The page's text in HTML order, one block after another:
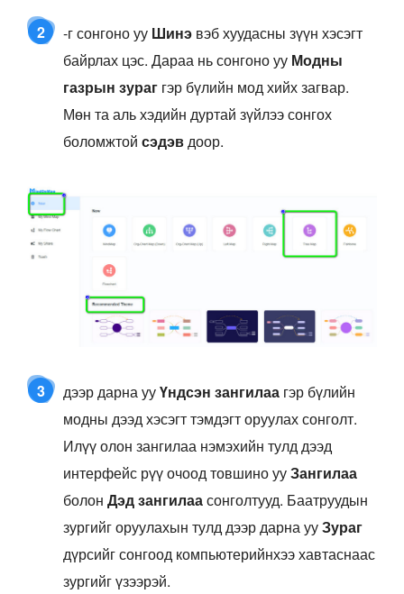
2 -г сонгоно уу Шинэ вэб хуудасны зүүн хэсэгт
байрлах цэс. Дараа нь сонгоно уу Модны
газрын зураг гэр бүлийн мод хийх загвар.
Мөн та аль хэдийн дуртай зүйлээ сонгох
боломжтой сэдэвдоор.
3 дээр дарна ууҮндсэн зангилаа гэр бүлийн
модны дээд хэсэгт тэмдэгт оруулах сонголт.
Илүү олон зангилаа нэмэхийн тулд дээд
интерфейс рүү очоод товшино ууЗангилаа
болон Дэд зангилаасонголтууд. Баатруудын
зургийг оруулахын тулд дээр дарна ууЗураг
дүрсийг сонгоод компьютерийнхээ хавтаснаас
зургийг үзээрэй.